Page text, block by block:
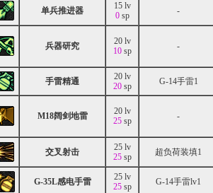
单兵推进器
15 lv
0sp -
兵器研究
20 lv
10sp -
手雷精通
20 lv
20sp G-14手雷1
M18阔剑地雷
20 lv
25sp -
交叉射击
25 lv
25sp 超负荷装填1
G-35L感电手雷
25 lv
25sp G-14手雷lv1